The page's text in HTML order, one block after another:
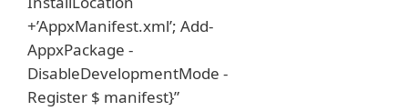
+’AppxManifest.xml’; Add-
AppxPackage -
DisableDevelopmentMode -
Register $ manifest}”